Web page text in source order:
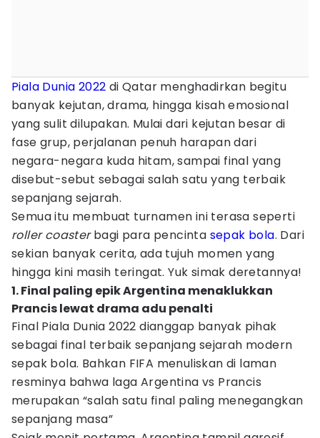
Piala Dunia 2022 di Qatar menghadirkan begitu
banyak kejutan, drama, hingga kisah emosional
yang sulit dilupakan. Mulai dari kejutan besar di
fase grup, perjalanan penuh harapan dari
negara-negara kuda hitam, sampai final yang
disebut-sebut sebagai salah satu yang terbaik
sepanjang sejarah.
Semua itu membuat turnamen ini terasa seperti
roller coasterbagi para pencinta sepak bola. Dari
sekian banyak cerita, ada tujuh momen yang
hingga kini masih teringat. Yuk simak deretannya!
1. Final paling epik Argentina menaklukkan
Prancis lewat drama adu penalti
Final Piala Dunia 2022 dianggap banyak pihak
sebagai final terbaik sepanjang sejarah modern
sepak bola. Bahkan FIFA menuliskan di laman
resminya bahwa laga Argentina vs Prancis
merupakan “salah satu final paling menegangkan
sepanjang masa”